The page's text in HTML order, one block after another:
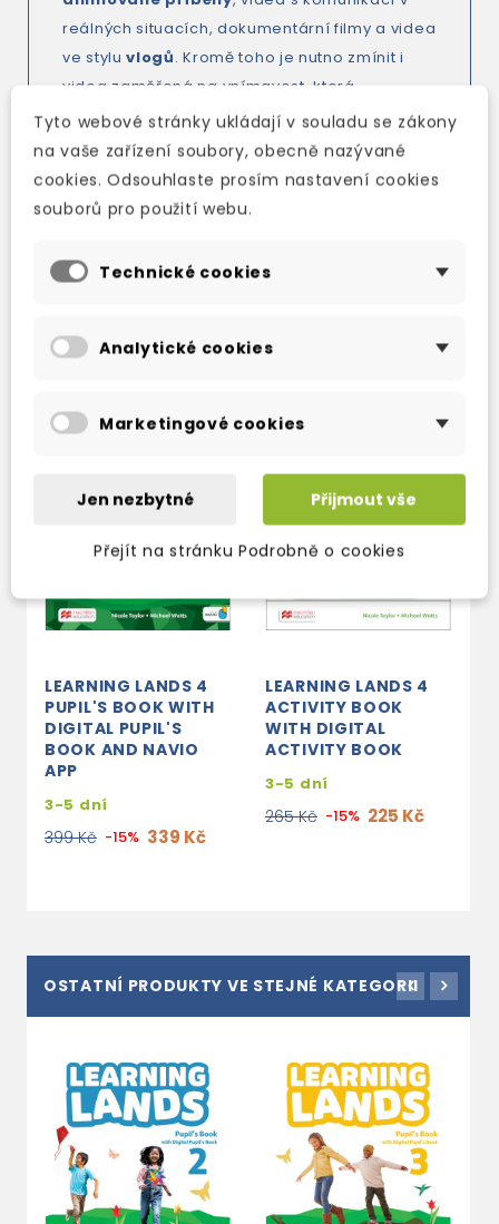
reálných situacích, dokumentární filmy a videa
ve stylu vlogů. Kromě toho je nutno zmínit i
videa zaměřená na vnímavost, která
pomáhají snižovat stres i úzkosta
poskytují klidnější a příjemnější cestu k učení.
More informationHERE
TAKÉ DOPORUČUJEME
LEARNING LANDS 4
PUPIL'S BOOK WITH
DIGITAL PUPIL'S
BOOK AND NAVIO
APP
3-5 dní
399 Kč -15% 339 Kč
LEARNING LANDS 4
ACTIVITY BOOK
WITH DIGITAL
ACTIVITY BOOK
3-5 dní
265 Kč -15% 225 Kč
OSTATNÍ PRODUKTY VE STEJNÉ KATEGORII
Tyto webové stránky ukládají v souladu se zákony
na vaše zařízení soubory, obecně nazývané
cookies. Odsouhlaste prosím nastavení cookies
souborů pro použití webu.
Technické cookies
Analytické cookies
Marketingové cookies
Jen nezbytné Přijmout vše
Přejít na stránku Podrobně o cookies